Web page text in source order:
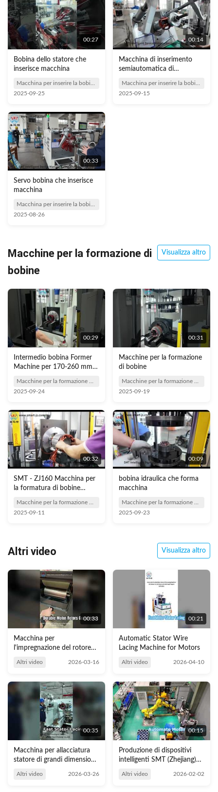
00:27
Bobina dello statore che
inserisce macchina
2025-09-25
00:14
Macchina di inserimento
semiautomatica di
inserimento di bobine SMT -
K90
2025-09-15
00:33
Servo bobina che inserisce
macchina
2025-08-26
Macchine per la formazione di
bobine
Visualizza altro
00:29
Intermedio bobina Former
Machine per 170-260 mm
2025-09-24
00:31
Macchine per la formazione
di bobine
2025-09-19
00:32
SMT - ZJ160 Macchina per
la formatura di bobine
automatico per statore
2025-09-11
00:09
bobina idraulica che forma
macchina
2025-09-23
Altri video Visualizza altro
00:33
Macchina per
l'impregnazione del rotore
Altri video 2026-03-16
00:21
Automatic Stator Wire
Lacing Machine for Motors
Altri video 2026-04-10
00:35
Macchina per allacciatura
statore di grandi dimensioni
Altri video 2026-03-26
00:15
Produzione di dispositivi
intelligenti SMT (Zhejiang)
Altri video 2026-02-02